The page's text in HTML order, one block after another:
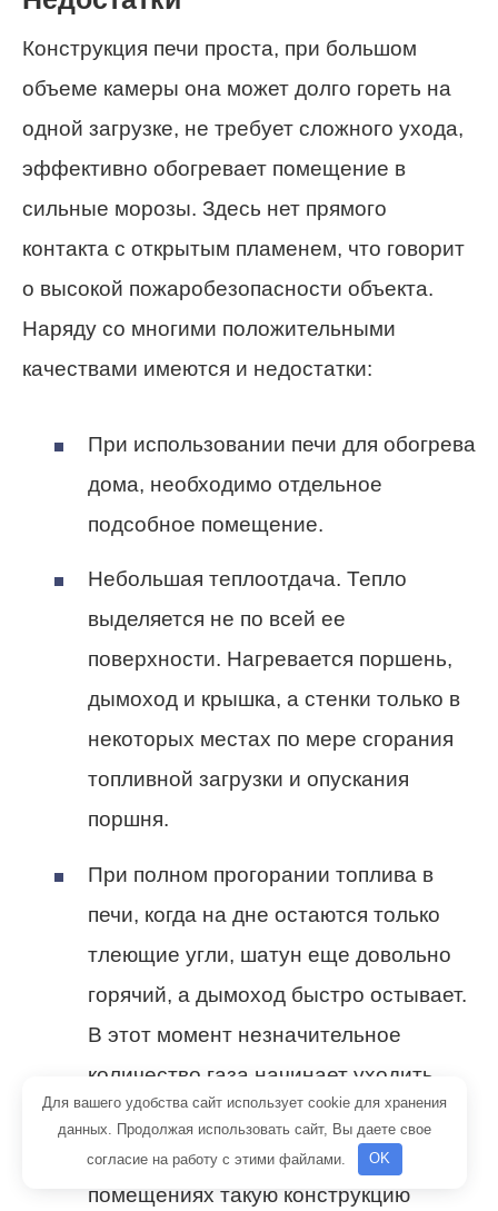
Конструкция печи проста, при большом
объеме камеры она может долго гореть на
одной загрузке, не требует сложного ухода,
эффективно обогревает помещение в
сильные морозы. Здесь нет прямого
контакта с открытым пламенем, что говорит
о высокой пожаробезопасности объекта.
Наряду со многими положительными
качествами имеются и недостатки:
При использовании печи для обогрева
дома, необходимо отдельное
подсобное помещение.
Небольшая теплоотдача. Тепло
выделяется не по всей ее
поверхности. Нагревается поршень,
дымоход и крышка, а стенки только в
некоторых местах по мере сгорания
топливной загрузки и опускания
поршня.
При полном прогорании топлива в
печи, когда на дне остаются только
тлеющие угли, шатун еще довольно
горячий, а дымоход быстро остывает.
В этот момент незначительное
количество газа начинает уходить
через отверстие в шатуне. Отсюда
вывод — напрямую в жилых
помещениях такую конструкцию
Для вашего удобства сайт использует cookie для хранения
данных. Продолжая использовать сайт, Вы даете свое
согласие на работу с этими файлами.
OK